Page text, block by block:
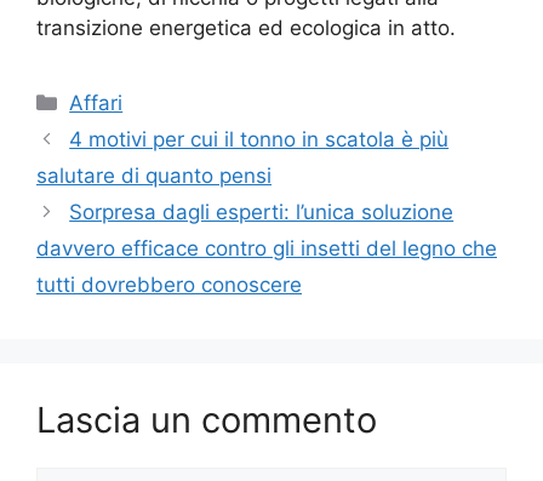
transizione energetica ed ecologica in atto.
Categorie
Affari
4 motivi per cui il tonno in scatola è più
salutare di quanto pensi
Sorpresa dagli esperti: l’unica soluzione
davvero efficace contro gli insetti del legno che
tutti dovrebbero conoscere
Lascia un commento